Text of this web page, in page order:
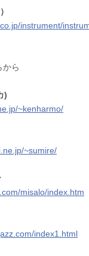
instrument/
から
)
~kenharmo/
~sumire/
misalo/index.htm
index1.html